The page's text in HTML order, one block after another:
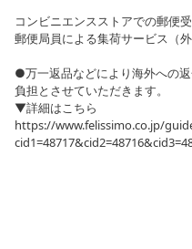
コンビニエンスストアでの郵便
郵便局員による集荷サービス（外
●万一返品などにより海外への
負担とさせていただきます。
▼詳細はこちら
https://www.felissimo.co.jp/